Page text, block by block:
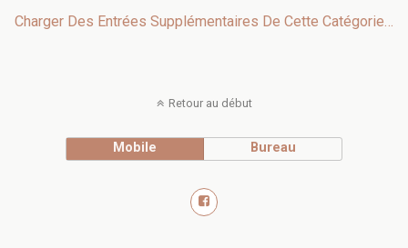
Charger Des Entrées Supplémentaires De Cette Catégorie…
Retour au début
Mobile Bureau